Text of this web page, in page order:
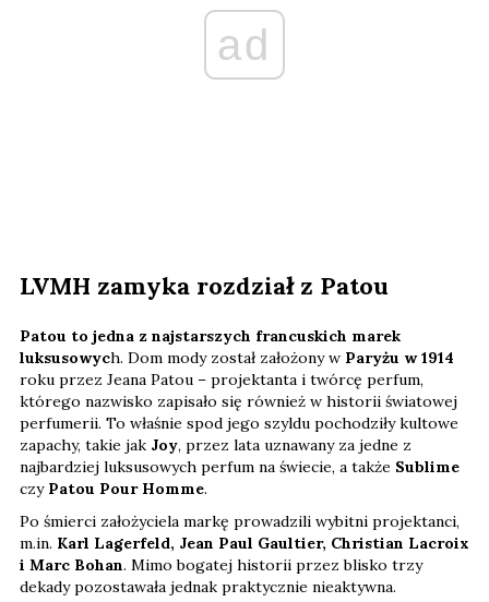
ad
LVMH zamyka rozdział z Patou
Patou to jedna z najstarszych francuskich marek
luksusowych. Dom mody został założony w Paryżu w 1914
roku przez Jeana Patou – projektanta i twórcę perfum,
którego nazwisko zapisało się również w historii światowej
perfumerii. To właśnie spod jego szyldu pochodziły kultowe
zapachy, takie jak Joy, przez lata uznawany za jedne z
najbardziej luksusowych perfum na świecie, a także Sublime
czy Patou Pour Homme.
Po śmierci założyciela markę prowadzili wybitni projektanci,
m.in. Karl Lagerfeld, Jean Paul Gaultier, Christian Lacroix
i Marc Bohan. Mimo bogatej historii przez blisko trzy
dekady pozostawała jednak praktycznie nieaktywna.